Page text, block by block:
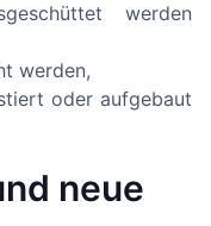
werden
werden,
oder aufgebaut
neue